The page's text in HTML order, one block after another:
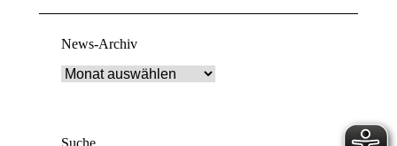
News-Archiv
News-
Suche